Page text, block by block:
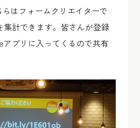
はフォームクリエイターで
集計できます。皆さんが登録
アプリに入ってくるので共有